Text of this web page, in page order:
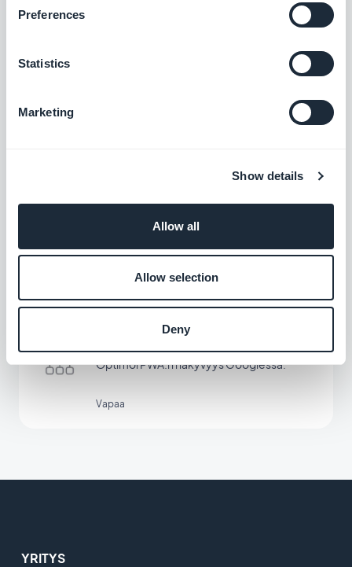
Preferences
Statistics
Marketing
Show details
Allow all
Allow selection
Deny
Yksinkertaista sisällön luomista OpenAI:n
datan avulla.
Optimoi PWA:n näkyvyys Googlessa.
Vapaa
YRITYS